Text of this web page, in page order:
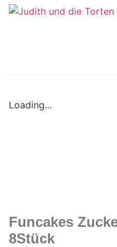
Loading...
Funcakes
8Stück